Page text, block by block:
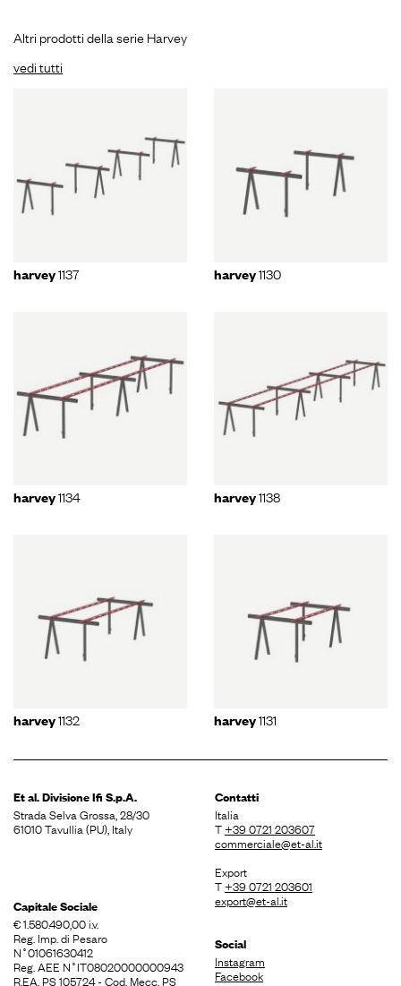
Altri prodotti della serie Harvey
vedi tutti
harvey1137 harvey1130
harvey1134 harvey1138
harvey1132 harvey1131
Et al. DivisioneIfi S.p.A.
Strada Selva Grossa, 28/30
61010 Tavullia (PU), Italy
Capitale Sociale
€ 1.580.490,00 i.v.
Reg. Imp. di Pesaro
N˚01061630412
Reg. AEE N˚IT08020000000943
R.EA. PS 105724 - Cod. Mecc. PS
Contatti
Italia
T+39 0721 203607
commerciale@et-al.it
Export
T+39 0721 203601
export@et-al.it
Social
Instagram
Facebook